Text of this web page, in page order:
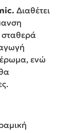
Διαθέτει
σταθερά
ενώ